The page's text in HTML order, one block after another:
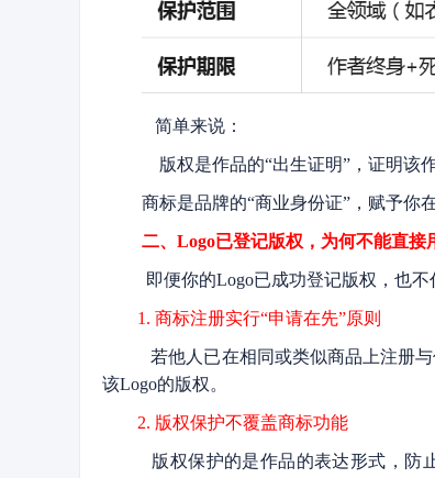
简单来说：
版权是作品的“出生证明”，证明该
商标是品牌的“商业身份证”，赋予你
二、Logo已登记版权，为何不能直接
即便你的Logo已成功登记版权，也
1. 商标注册实行“申请在先”原则
若他人已在相同或类似商品上注册
该Logo的版权。
2. 版权保护不覆盖商标功能
版权保护的是作品的表达形式，防